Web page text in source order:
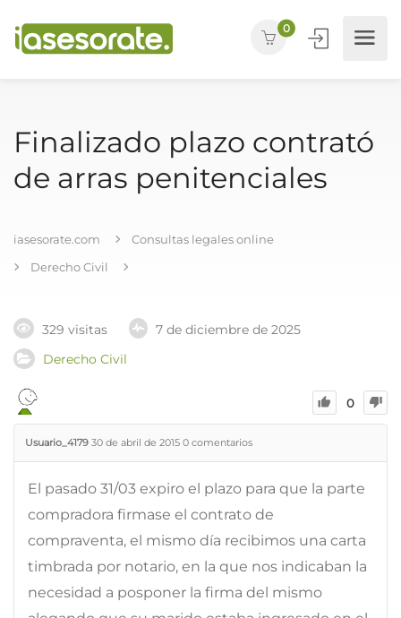
0
Finalizado plazo contrató
de arras penitenciales
iasesorate.com
Consultas legales online
Derecho Civil
329 visitas
7 de diciembre de 2025
Derecho Civil
0
Usuario_4179 30 de abril de 2015 0 comentarios
El pasado 31/03 expiro el plazo para que la parte
compradora firmase el contrato de
compraventa, el mismo día recibimos una carta
timbrada por notario, en la que nos indicaban la
necesidad a posponer la firma del mismo